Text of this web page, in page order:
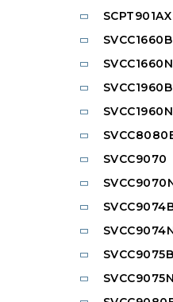
SCPT901AX
SVCC1660B
SVCC1660N
SVCC1960B
SVCC1960N
SVCC9070
SVCC9075B
SVCC9075N